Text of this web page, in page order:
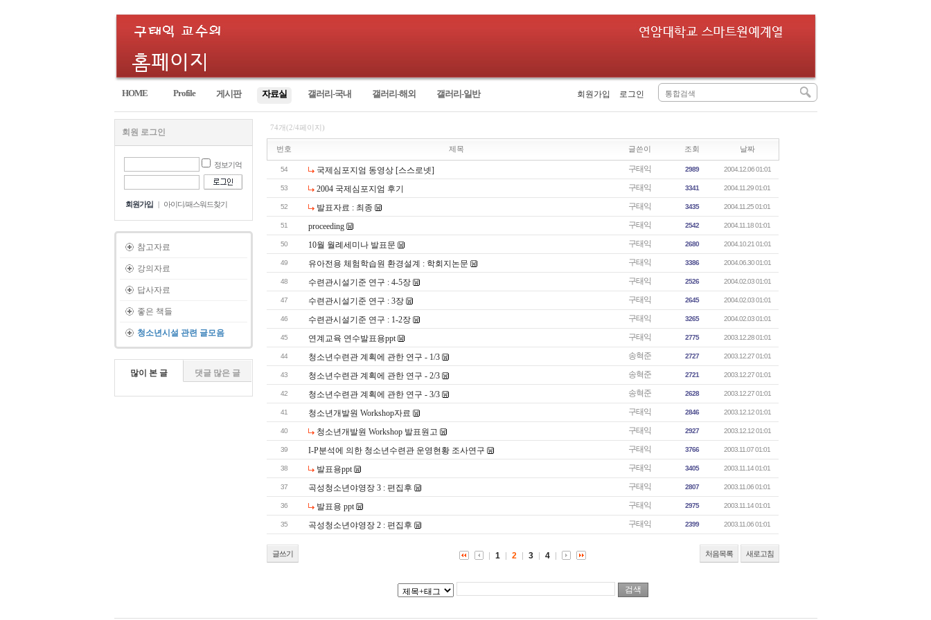
회원가입 로그인
HOME Profile 게시판 자료실 갤러리-국내 갤러리-해외 갤러리-일반
회원 로그인
정보기억
회원가입 | 아이디/패스워드찾기
참고자료
강의자료
답사자료
좋은 책들
청소년시설 관련 글모음
많이 본 글 댓글 많은 글
74개(2/4페이지)
번호 제목 글쓴이 조회 날짜
54 국제심포지엄 동영상 [스스로넷] 구태익 2989 2004.12.06 01:01
53 2004 국제심포지엄 후기 구태익 3341 2004.11.29 01:01
52 발표자료 : 최종 구태익 3435 2004.11.25 01:01
51 proceeding 구태익 2542 2004.11.18 01:01
50 10월 월례세미나 발표문 구태익 2680 2004.10.21 01:01
49 유아전용 체험학습원 환경설계 : 학회지논문 구태익 3386 2004.06.30 01:01
48 수련관시설기준 연구 : 4-5장 구태익 2526 2004.02.03 01:01
47 수련관시설기준 연구 : 3장 구태익 2645 2004.02.03 01:01
46 수련관시설기준 연구 : 1-2장 구태익 3265 2004.02.03 01:01
45 연계교육 연수발표용ppt 구태익 2775 2003.12.28 01:01
44 청소년수련관 계획에 관한 연구 - 1/3 송혁준 2727 2003.12.27 01:01
43 청소년수련관 계획에 관한 연구 - 2/3 송혁준 2721 2003.12.27 01:01
42 청소년수련관 계획에 관한 연구 - 3/3 송혁준 2628 2003.12.27 01:01
41 청소년개발원 Workshop자료 구태익 2846 2003.12.12 01:01
40 청소년개발원 Workshop 발표원고 구태익 2927 2003.12.12 01:01
39 I-P분석에 의한 청소년수련관 운영현황 조사연구 구태익 3766 2003.11.07 01:01
38 발표용ppt 구태익 3405 2003.11.14 01:01
37 곡성청소년야영장 3 : 편집후 구태익 2807 2003.11.06 01:01
36 발표용 ppt 구태익 2975 2003.11.14 01:01
35 곡성청소년야영장 2 : 편집후 구태익 2399 2003.11.06 01:01
글쓰기 처음목록 새로고침
1 2 3 4